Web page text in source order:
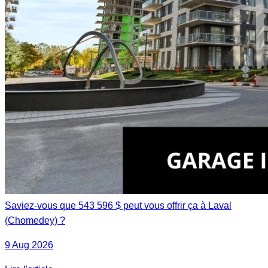
Saviez-vous que 543 596 $ peut vous offrir ça à Laval
(Chomedey) ?
9 Aug 2026